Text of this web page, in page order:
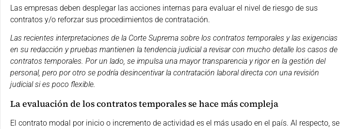
Las empresas deben desplegar las acciones internas para evaluar el nivel de riesgo de sus
contratos y/o reforzar sus procedimientos de contratación.
Las recientes interpretaciones de la Corte Suprema sobre los contratos temporales y las exigencias
en su redacción y pruebas mantienen la tendencia judicial a revisar con mucho detalle los casos de
contratos temporales. Por un lado, se impulsa una mayor transparencia y rigor en la gestión del
personal, pero por otro se podría desincentivar la contratación laboral directa con una revisión
judicial si es poco flexible.
La evaluación de los contratos temporales se hace más compleja
El contrato modal por inicio o incremento de actividad es el más usado en el país. Al respecto, se